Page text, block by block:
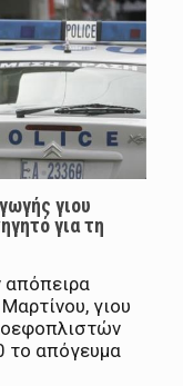
γιου
για τη
απόπειρα
γιου
το απόγευμα